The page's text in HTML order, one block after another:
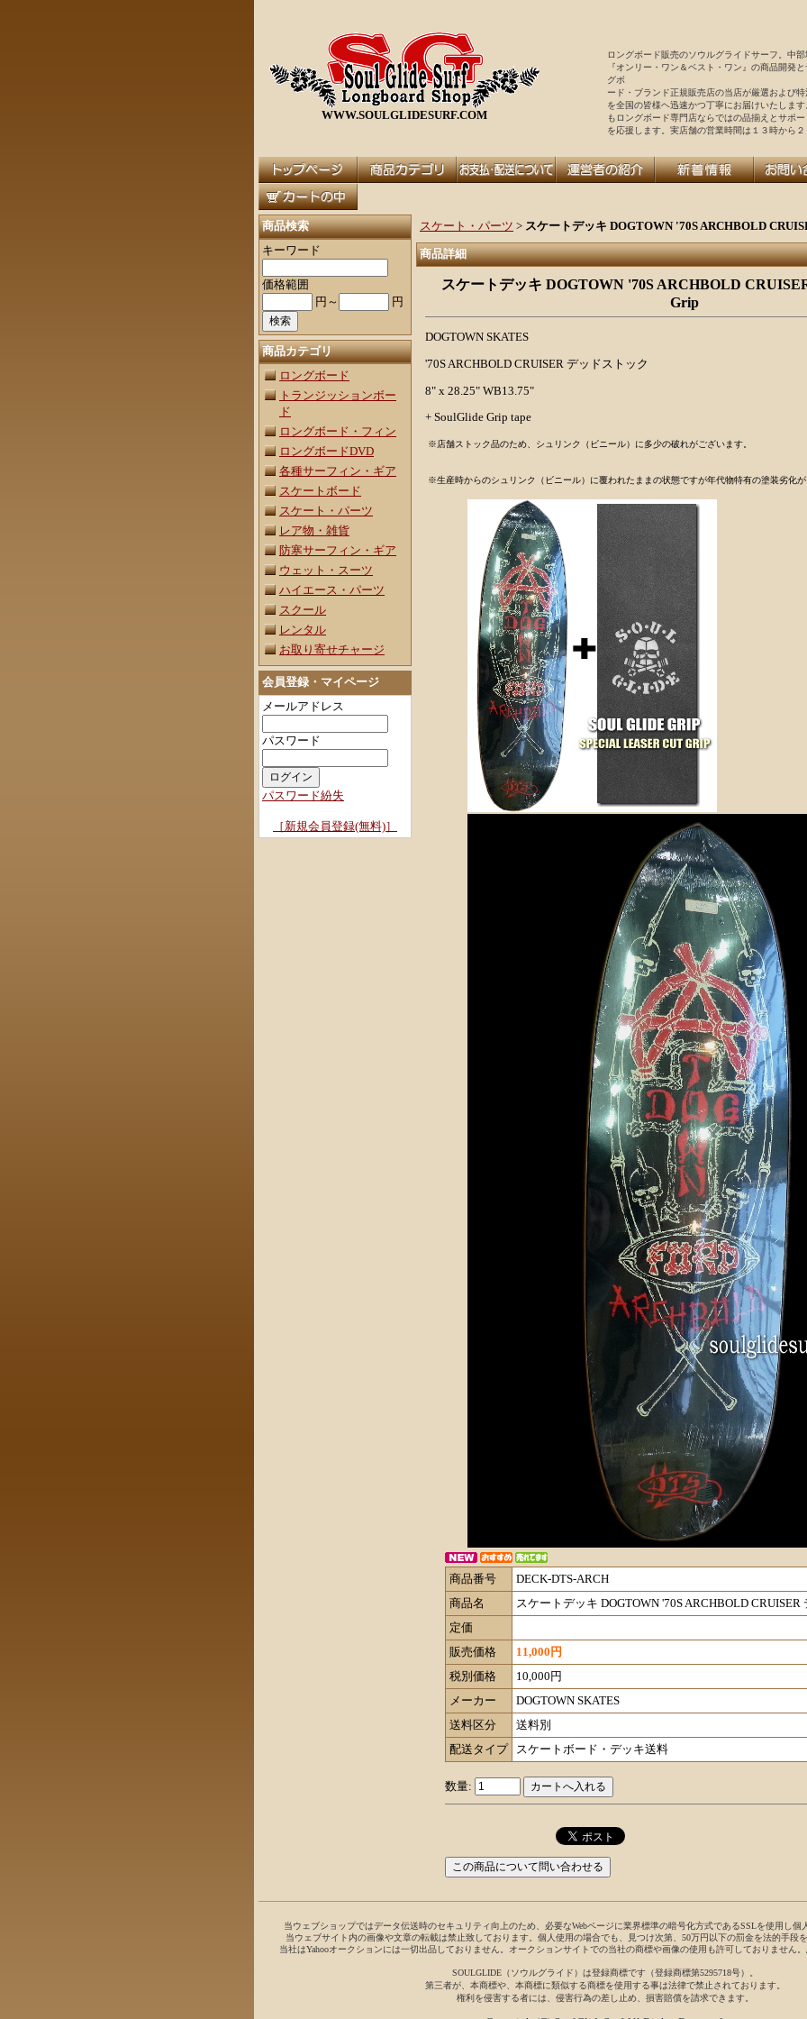
WWW.SOULGLIDESURF.COM
ロングボード販売のソウルグライドサーフ。中
『オンリー・ワン＆ベスト・ワン』の商品開発
グボ
ード・ブランド正規販売店の当店が厳選および
を全国の皆様ヘ迅速かつ丁寧にお届けいたしま
もロングボード専門店ならではの品揃えとサポ
を応援します。実店舗の営業時間は１３時から
商品検索
キーワード
価格範囲
円～
円
商品カテゴリ
ロングボード
トランジッションボー
ド
ロングボード・フィン
ロングボードDVD
各種サーフィン・ギア
スケートボード
スケート・パーツ
レア物・雑貨
防寒サーフィン・ギア
ウェット・スーツ
ハイエース・パーツ
スクール
レンタル
お取り寄せチャージ
会員登録・マイページ
メールアドレス
パスワード
パスワード紛失
［新規会員登録(無料)］
スケート・パーツ > スケートデッキ DOGTOWN '70S ARCHBOLD
商品詳細
スケートデッキ DOGTOWN '70S ARCHBOLD
Grip
DOGTOWN SKATES
'70S ARCHBOLD CRUISER デッドストック
8" x 28.25" WB13.75"
+ SoulGlide Grip tape
※店舗ストック品のため、シュリンク（ビニール）に多少の破れがございます。
※生産時からのシュリンク（ビニール）に覆われたままの状態ですが年代物特有の塗装劣化が
商品番号
DECK-DTS-ARCH
商品名
スケートデッキ DOGTOWN '70S ARCHBOLD
定価
販売価格
11,000円
税別価格
10,000円
メーカー
DOGTOWN SKATES
送料区分
送料別
配送タイプ
スケートボード・デッキ送料
数量:
当ウェブショップではデータ伝送時のセキュリティ向上のため、必要なWebページに業界標準の暗号化方式であるSSLを使用し個
当ウェブサイト内の画像や文章の転載は禁止致しております。個人使用の場合でも、見つけ次第、50万円以下の罰金を法的手段
当社はYahooオークションには一切出品しておりません。オークションサイトでの当社の商標や画像の使用も許可しておりません。
SOULGLIDE（ソウルグライド）は登録商標です（登録商標第5295718号）。
第三者が、本商標や、本商標に類似する商標を使用する事は法律で禁止されております。
権利を侵害する者には、侵害行為の差し止め、損害賠償を請求できます。